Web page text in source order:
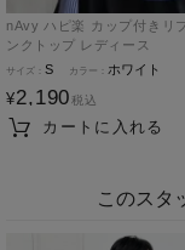
nAvy ハピ楽 カップ付きリ
ンクトップ レディース
S
ホワイト
¥2,190 税込
カートに入れる
このスタ